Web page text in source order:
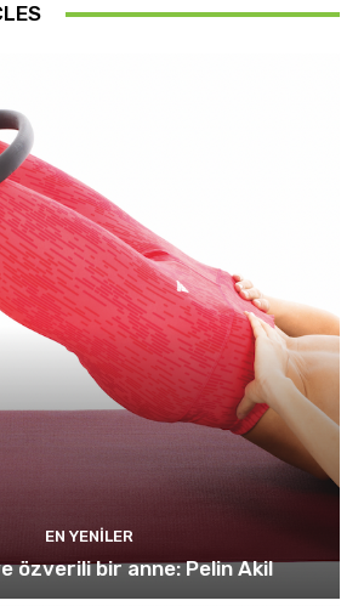
EN YENILER
özverili bir anne: Pelin Akil